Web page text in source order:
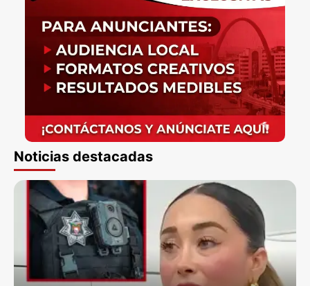
Noticias destacadas